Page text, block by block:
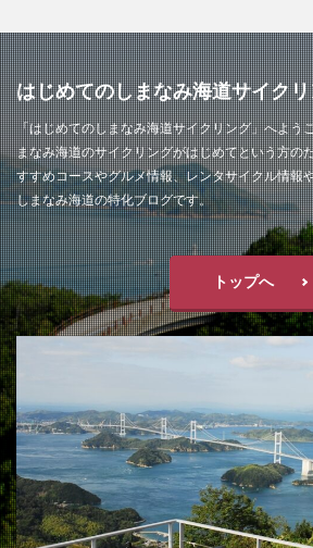
はじめてのしまなみ海道サイク
「はじめてのしまなみ海道サイクリング」へよう
まなみ海道のサイクリングがはじめてという方の
すすめコースやグルメ情報、レンタサイクル情報
しまなみ海道の特化ブログです。
トップへ